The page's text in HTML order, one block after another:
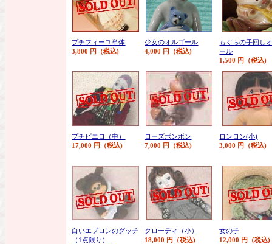
プチフィーユ単体
3,800 円（税込)
少女のオルゴール
4,000 円（税込)
もぐらの手回し
ール
1,500 円（税込)
プチピエロ（中）
17,000 円（税込)
ローズボンボン
7,000 円（税込)
ロンロン(小)
3,000 円（税込)
白いエプロンのグッチ
（1点限り）
クローディ（小）
18,000 円（税込)
女の子
12,000 円（税込)